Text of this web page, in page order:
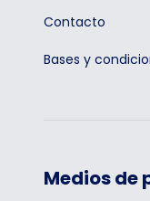
Contacto
Bases y
Medios de